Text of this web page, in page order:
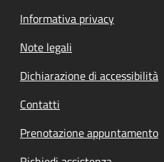
Informativa privacy
Note legali
Dichiarazione di accessibilità
Contatti
Prenotazione appuntamento